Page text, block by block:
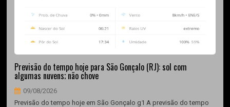
Previsão do tempo hoje para São Gonçalo (RJ): sol com
algumas nuvens; não chove
09/08/2026
Previsão do tempo hoje em São Gonçalo g1 A previsão do tempo